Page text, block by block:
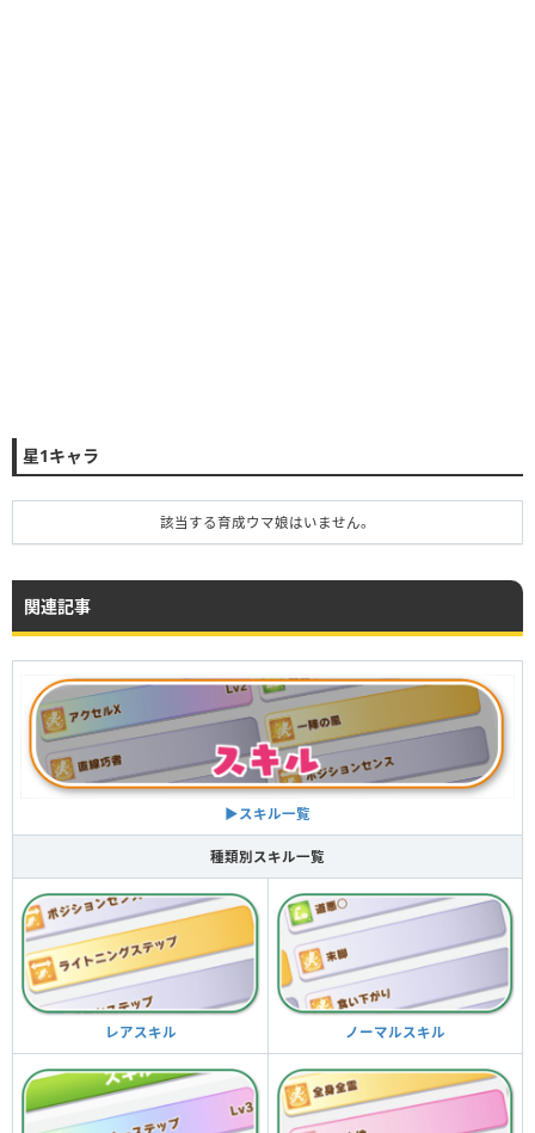
星1キャラ
該当する育成ウマ娘はいません。
関連記事
▶︎スキル一覧
種類別スキル一覧
レアスキル ノーマルスキル